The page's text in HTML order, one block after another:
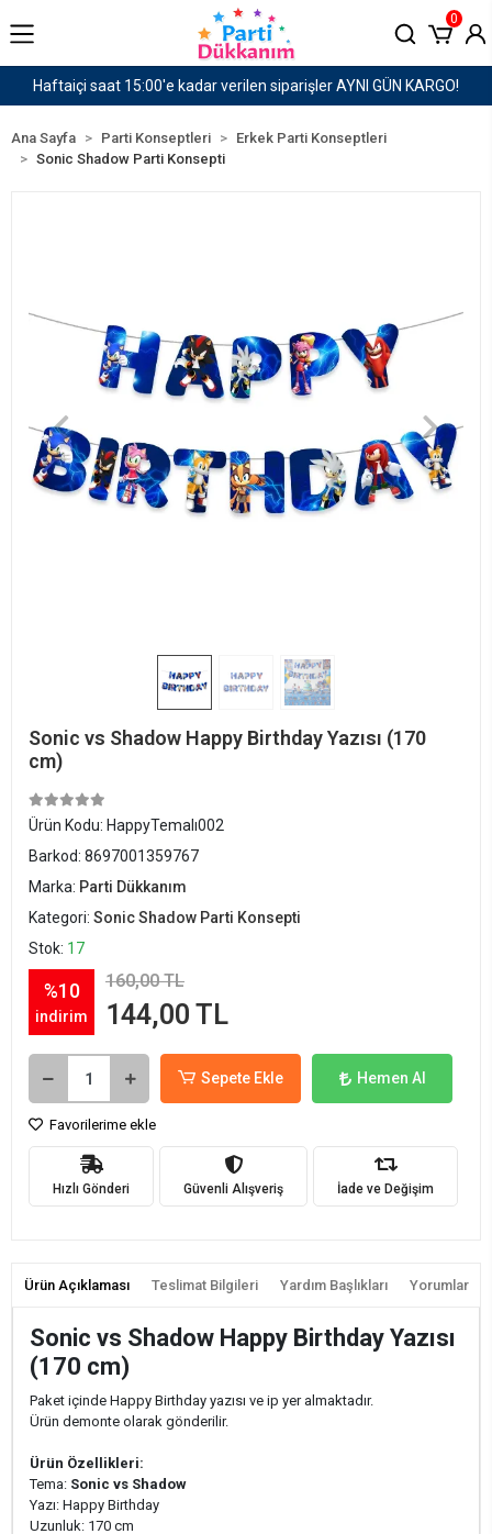
GÜN KARGO! 1500 TL ve Üzeri Kargo Ücretsiz!
0
Ana Sayfa Parti Konseptleri
Erkek Parti Konseptleri
Sonic Shadow Parti Konsepti
Sonic vs Shadow Happy Birthday Yazısı (170
cm)
Ürün Kodu: HappyTemalı002
Barkod: 8697001359767
Marka: Parti Dükkanım
Kategori: Sonic Shadow Parti Konsepti
Stok: 17
%10
indirim
160,00 TL
144,00 TL
Sepete Ekle Hemen Al
Favorilerime ekle
Hızlı Gönderi Güvenli Alışveriş İade ve Değişim
Ürün Açıklaması Teslimat Bilgileri Yardım Başlıkları Yorumlar
Sonic vs Shadow Happy Birthday Yazısı
(170 cm)
Paket içinde Happy Birthday yazısı ve ip yer almaktadır.
Ürün demonte olarak gönderilir.
Ürün Özellikleri:
Tema: Sonic vs Shadow
Yazı: Happy Birthday
Uzunluk: 170 cm